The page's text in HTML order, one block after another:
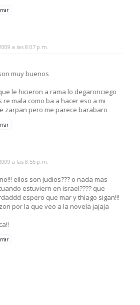
a las 8:07 p.m.
muy buenos
le hicieron a rama lo degaronciego
re mala como ba a hacer eso a mi
zarpan pero me parece barabaro
a las 8:55 p.m.
ellos son judios??? o nada mas
estuviern en israel???? que
espero que mar y thiago sigan!!!
por la que veo a la novela jajaja